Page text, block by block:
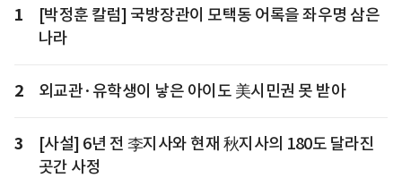
1
[박정훈 칼럼] 국방장관이 모택동 어록을 좌우명 삼은
나라
2 외교관·유학생이 낳은 아이도 美시민권 못 받아
3
[사설] 6년 전 李지사와 현재 秋지사의 180도 달라진
곳간 사정